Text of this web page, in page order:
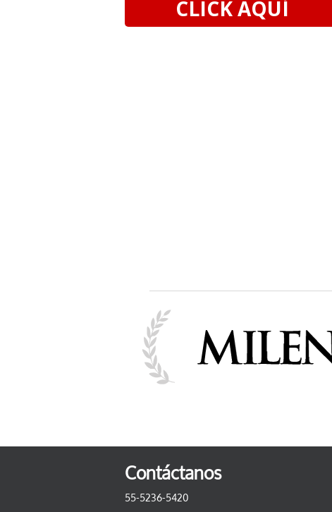
CLICK AQUÍ
Contáctanos
55-5236-5420